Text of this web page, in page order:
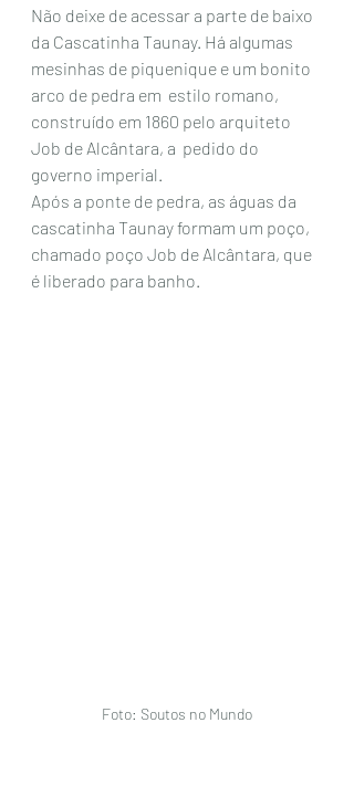
Não deixe de acessar a parte de baixo
da Cascatinha Taunay. Há algumas
mesinhas de piquenique e um bonito
arco de pedra em  estilo romano,
construído em 1860 pelo arquiteto
Job de Alcântara, a  pedido do
governo imperial.
Após a ponte de pedra, as águas da
cascatinha Taunay formam um poço,
chamado poço Job de Alcântara, que
é liberado para banho.
Foto: Soutos no Mundo